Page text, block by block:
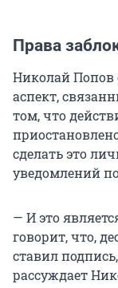
Права
Николай
аспект,
том, что
сделать это
уведомлений
— И это
говорит, что,
ставил
рассуждает